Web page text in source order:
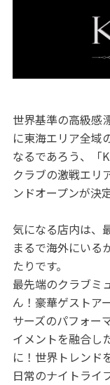
世界基準の高級感
に東海エリア全域
なるであろう、「
クラブの激戦エリ
ンドオープンが
気になる店内は、
まるで海外にいる
たりです。
最先端のクラブミ
ん！豪華ゲストア
サーズのパフォー
イメントを融合し
に！世界トレンド
日常のナイトライ